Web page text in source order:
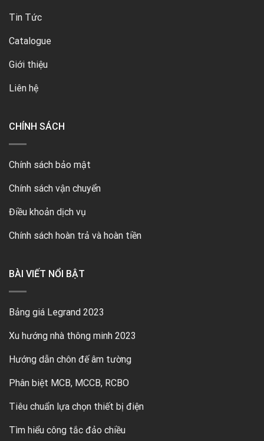
Tin Tức
Catalogue
Giới thiệu
Liên hệ
CHÍNH SÁCH
Chính sách bảo mật
Chính sách vận chuyển
Điều khoản dịch vụ
Chính sách hoàn trả và hoàn tiền
BÀI VIẾT NỔI BẬT
Bảng giá Legrand 2023
Xu hướng nhà thông minh 2023
Hướng dẫn chôn đế âm tường
Phân biệt MCB, MCCB, RCBO
Tiêu chuẩn lựa chọn thiết bị điện
Tìm hiểu công tắc đảo chiều